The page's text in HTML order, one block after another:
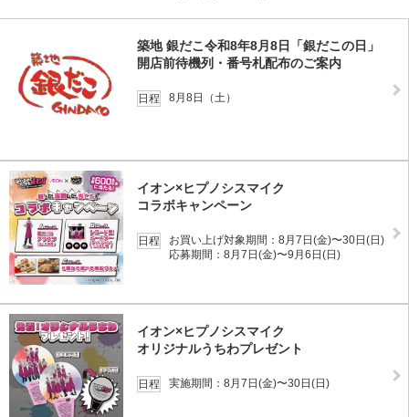
築地 銀だこ令和8年8月8日「銀だこの日」
開店前待機列・番号札配布のご案内
日程 8月8日（土）
イオン×ヒプノシスマイク
コラボキャンペーン
日程
お買い上げ対象期間：8月7日(金)〜30日(日)
応募期間：8月7日(金)〜9月6日(日)
イオン×ヒプノシスマイク
オリジナルうちわプレゼント
日程 実施期間：8月7日(金)〜30日(日)